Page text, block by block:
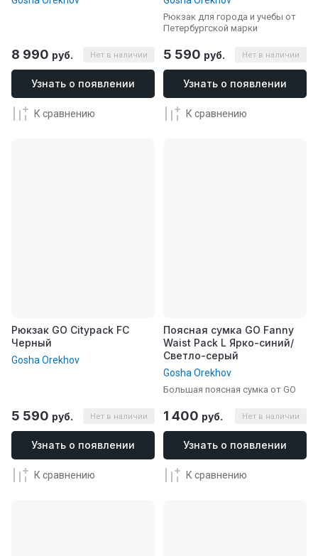
Нет в наличии
8 990 руб.
Узнать о появлении
К сравнению
Рюкзак для города и учебы от
Петербургской марки
Нет в наличии
5 590 руб.
Узнать о появлении
К сравнению
Рюкзак GO Citypack FC
Черный
Gosha Orekhov
Нет в наличии
5 590 руб.
Узнать о появлении
К сравнению
Поясная сумка GO Fanny
Waist Pack L Ярко-синий/
Светло-серый
Gosha Orekhov
Большая поясная сумка от GO
Нет в наличии
1 400 руб.
Узнать о появлении
К сравнению